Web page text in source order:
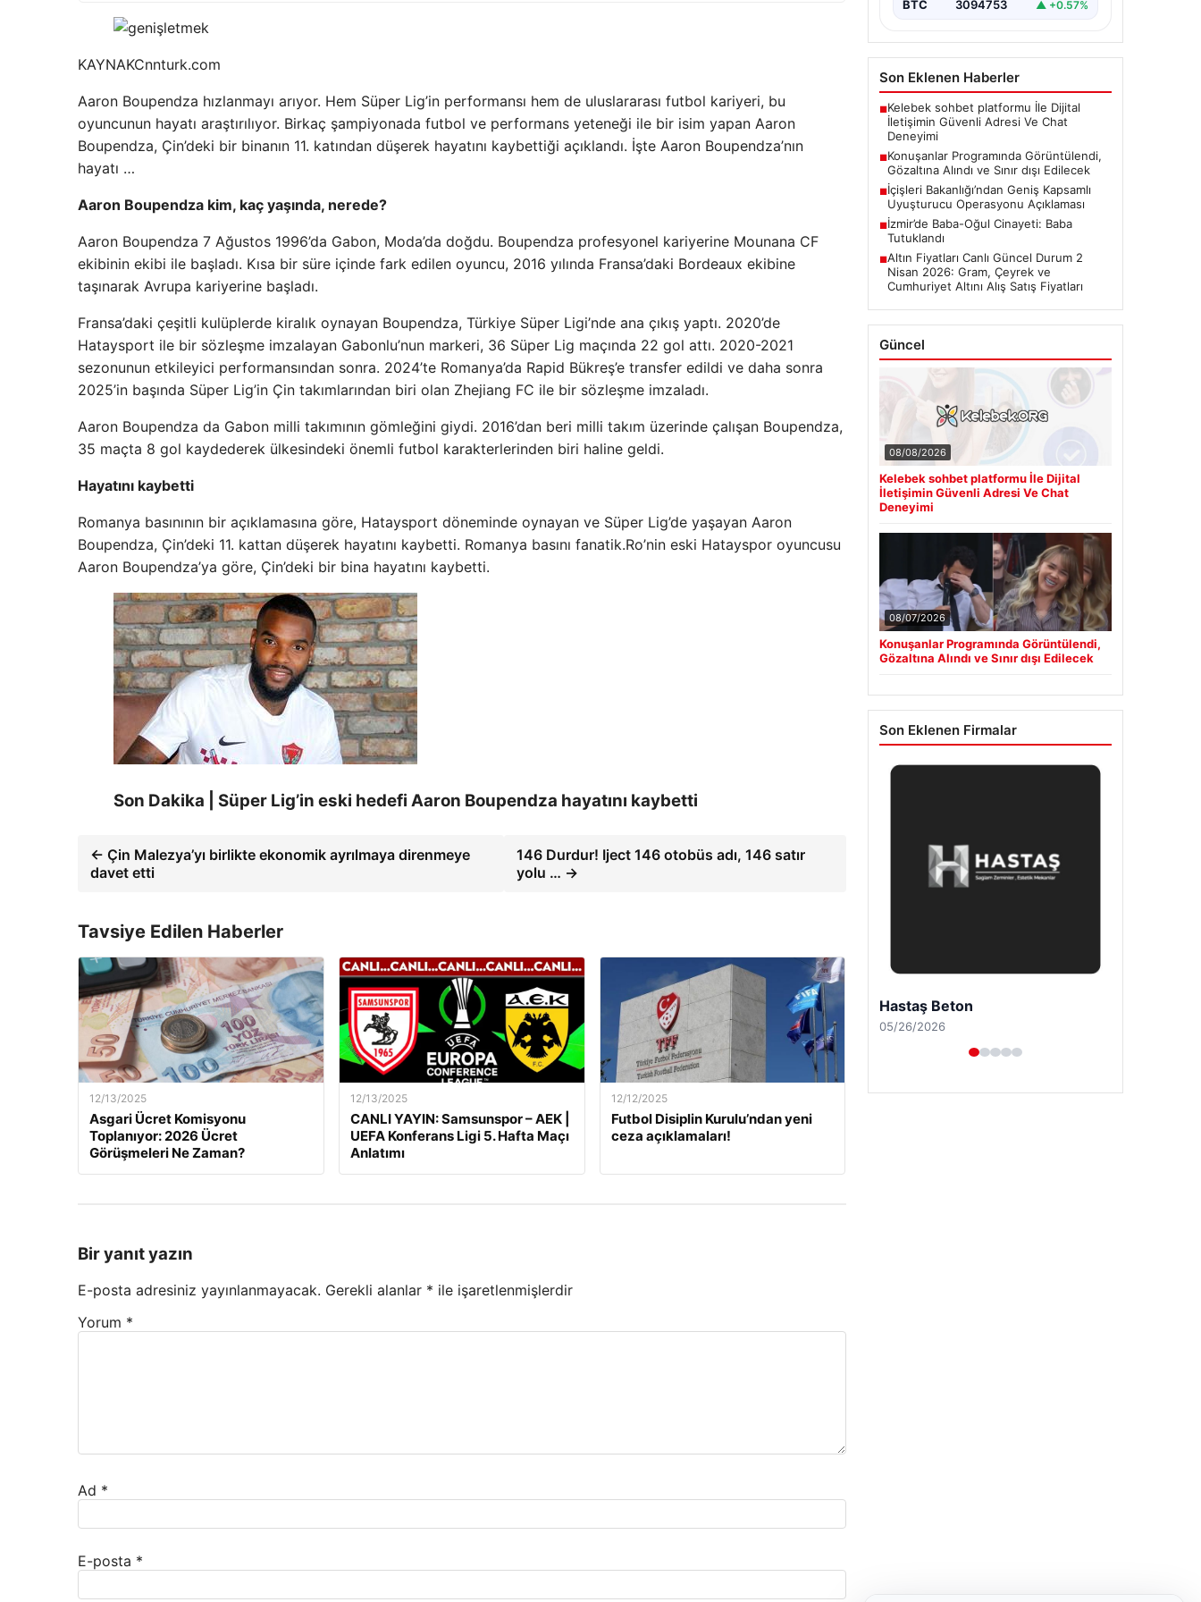
KAYNAKCnnturk.com
Aaron Boupendza hızlanmayı arıyor. Hem Süper Lig’in performansı hem de uluslararası futbol kariyeri, bu
oyuncunun hayatı araştırılıyor. Birkaç şampiyonada futbol ve performans yeteneği ile bir isim yapan Aaron
Boupendza, Çin’deki bir binanın 11. katından düşerek hayatını kaybettiği açıklandı. İşte Aaron Boupendza’nın
hayatı …
Aaron Boupendza kim, kaç yaşında, nerede?
Aaron Boupendza 7 Ağustos 1996’da Gabon, Moda’da doğdu. Boupendza profesyonel kariyerine Mounana CF
ekibinin ekibi ile başladı. Kısa bir süre içinde fark edilen oyuncu, 2016 yılında Fransa’daki Bordeaux ekibine
taşınarak Avrupa kariyerine başladı.
Fransa’daki çeşitli kulüplerde kiralık oynayan Boupendza, Türkiye Süper Ligi’nde ana çıkış yaptı. 2020’de
Hataysport ile bir sözleşme imzalayan Gabonlu’nun markeri, 36 Süper Lig maçında 22 gol attı. 2020-2021
sezonunun etkileyici performansından sonra. 2024’te Romanya’da Rapid Bükreş’e transfer edildi ve daha sonra
2025’in başında Süper Lig’in Çin takımlarından biri olan Zhejiang FC ile bir sözleşme imzaladı.
Aaron Boupendza da Gabon milli takımının gömleğini giydi. 2016’dan beri milli takım üzerinde çalışan Boupendza,
35 maçta 8 gol kaydederek ülkesindeki önemli futbol karakterlerinden biri haline geldi.
Hayatını kaybetti
Romanya basınının bir açıklamasına göre, Hataysport döneminde oynayan ve Süper Lig’de yaşayan Aaron
Boupendza, Çin’deki 11. kattan düşerek hayatını kaybetti. Romanya basını fanatik.Ro’nin eski Hatayspor oyuncusu
Aaron Boupendza’ya göre, Çin’deki bir bina hayatını kaybetti.
Son Dakika | Süper Lig’in eski hedefi Aaron Boupendza hayatını kaybetti
← Çin Malezya’yı birlikte ekonomik ayrılmaya direnmeye
davet etti
146 Durdur! Iject 146 otobüs adı, 146 satır
yolu … →
Tavsiye Edilen Haberler
12/13/2025
Asgari Ücret Komisyonu
Toplanıyor: 2026 Ücret
Görüşmeleri Ne Zaman?
12/13/2025
CANLI YAYIN: Samsunspor – AEK |
UEFA Konferans Ligi 5. Hafta Maçı
Anlatımı
12/12/2025
Futbol Disiplin Kurulu’ndan yeni
ceza açıklamaları!
Bir yanıt yazın
E-posta adresiniz yayınlanmayacak. Gerekli alanlar * ile işaretlenmişlerdir
Yorum *
Ad *
E-posta *
BTC 3094753 ▲ +0.57%
Son Eklenen Haberler
■Kelebek sohbet platformu İle Dijital
İletişimin Güvenli Adresi Ve Chat
Deneyimi
■Konuşanlar Programında Görüntülendi,
Gözaltına Alındı ve Sınır dışı Edilecek
■İçişleri Bakanlığı’ndan Geniş Kapsamlı
Uyuşturucu Operasyonu Açıklaması
■İzmir’de Baba-Oğul Cinayeti: Baba
Tutuklandı
■Altın Fiyatları Canlı Güncel Durum 2
Nisan 2026: Gram, Çeyrek ve
Cumhuriyet Altını Alış Satış Fiyatları
Güncel
08/08/2026
Kelebek sohbet platformu İle Dijital
İletişimin Güvenli Adresi Ve Chat
Deneyimi
08/07/2026
Konuşanlar Programında Görüntülendi,
Gözaltına Alındı ve Sınır dışı Edilecek
Son Eklenen Firmalar
Enes Kaplan Avukatlık Bürosu
04/28/2026